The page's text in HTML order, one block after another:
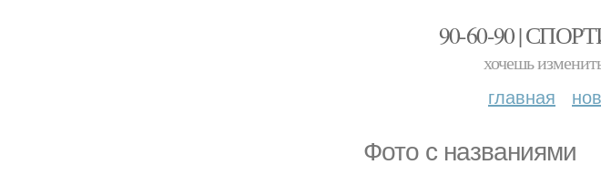
90-60-90 |
хочешь
главная
Фото с названиями